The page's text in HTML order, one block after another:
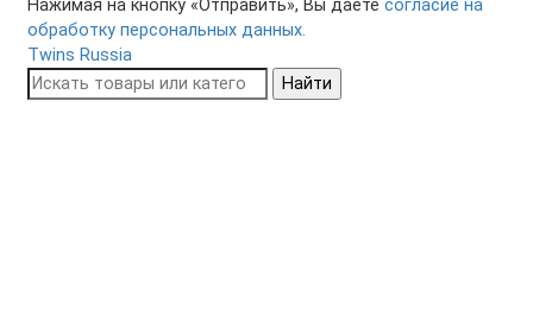
Нажимая на кнопку «Отправить», Вы даете согласие на
обработку персональных данных.
Twins Russia
Найти